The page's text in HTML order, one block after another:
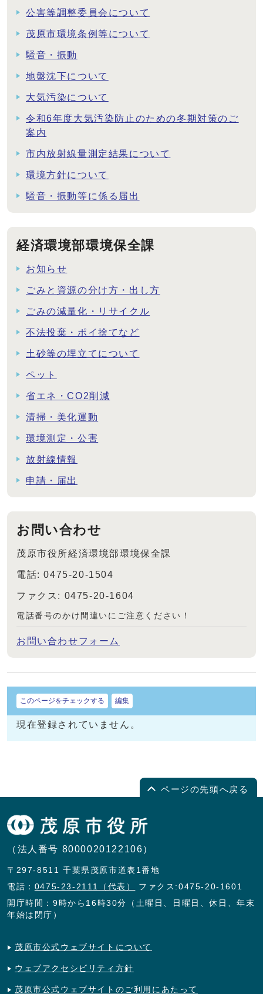
公害等調整委員会について
茂原市環境条例等について
騒音・振動
地盤沈下について
大気汚染について
令和6年度大気汚染防止のための冬期対策のご
案内
市内放射線量測定結果について
環境方針について
騒音・振動等に係る届出
経済環境部環境保全課
お知らせ
ごみと資源の分け方・出し方
ごみの減量化・リサイクル
不法投棄・ポイ捨てなど
土砂等の埋立てについて
ペット
省エネ・CO2削減
清掃・美化運動
環境測定・公害
放射線情報
申請・届出
お問い合わせ
茂原市役所経済環境部環境保全課
電話: 0475-20-1504
ファクス: 0475-20-1604
電話番号のかけ間違いにご注意ください！
お問い合わせフォーム
このページをチェックする 編集
現在登録されていません。
ページの先頭へ戻る
（法人番号 8000020122106）
〒297-8511 千葉県茂原市道表1番地
電話： 0475-23-2111（代表）
ファクス:0475-20-1601
開庁時間：9時から16時30分（土曜日、日曜日、休日、年末
年始は閉庁）
茂原市公式ウェブサイトについて
ウェブアクセシビリティ方針
茂原市公式ウェブサイトのご利用にあたって